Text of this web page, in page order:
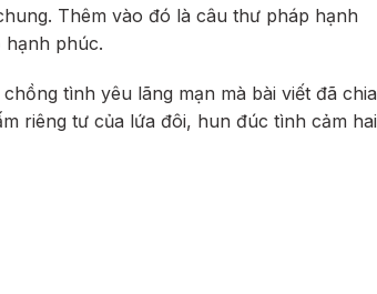
Thêm vào đó là câu thư pháp hạnh
hạnh phúc.
tình yêu lãng mạn mà bài viết đã chia
riêng tư của lứa đôi, hun đúc tình cảm hai